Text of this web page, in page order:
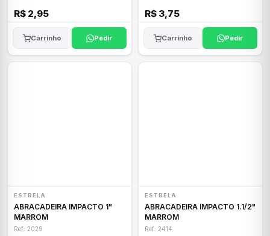
R$ 2,95
Carrinho Pedir
R$ 3,75
Carrinho Pedir
ESTRELA
ABRACADEIRA IMPACTO 1"
MARROM
Ref: 2029
ESTRELA
ABRACADEIRA IMPACTO 1.1/2"
MARROM
Ref: 2414